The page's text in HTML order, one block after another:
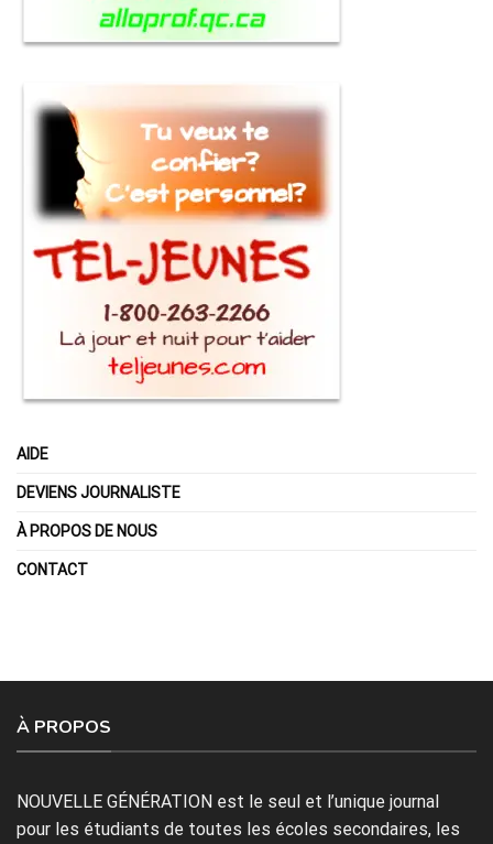
AIDE
DEVIENS JOURNALISTE
À PROPOS DE NOUS
CONTACT
À PROPOS
NOUVELLE GÉNÉRATION est le seul et l’unique journal
pour les étudiants de toutes les écoles secondaires, les